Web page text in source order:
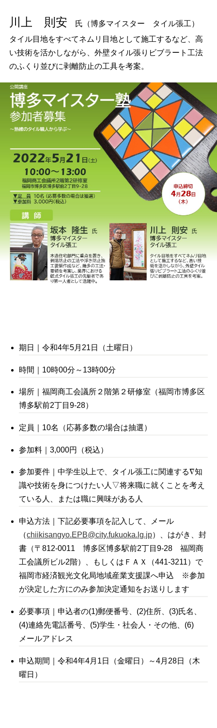
川上 則安 氏（博多マイスター タイル張工）
タイル目地をすべてネムリ目地として施工するなど、高
い技術を活かしながら、外壁タイル張りビブラート工法
のふくり並びに剥離防止の工具を考案。
期日｜令和4年5月21日（土曜日）
時間｜10時00分～13時00分
場所｜福岡商工会議所２階第２研修室（福岡市博多区
博多駅前2丁目9-28）
定員｜10名（応募多数の場合は抽選）
参加料｜3,000円（税込）
参加要件｜中学生以上で、タイル張工に関連する∇知
識や技術を身につけたい人▽将来職に就くことを考え
ている人、または職に興味がある人
申込方法｜下記必要事項を記入して、メール
（chiikisangyo.EPB@city.fukuoka.lg.jp）、はがき、封
書（〒812-0011 博多区博多駅前2丁目9-28 福岡商
工会議所ビル2階）、もしくはＦＡＸ（441-3211）で
福岡市経済観光文化局地域産業支援課へ申込 ※参加
が決定した方にのみ参加決定通知をお送りします
必要事項｜申込者の(1)郵便番号、(2)住所、(3)氏名、
(4)連絡先電話番号、(5)学生・社会人・その他、(6)
メールアドレス
申込期間｜令和4年4月1日（金曜日）～4月28日（木
曜日）